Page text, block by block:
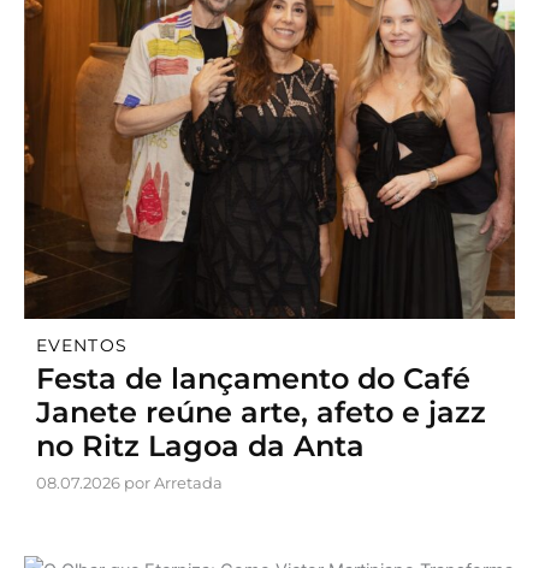
EVENTOS
Festa de lançamento do Café
Janete reúne arte, afeto e jazz
no Ritz Lagoa da Anta
08.07.2026 por Arretada